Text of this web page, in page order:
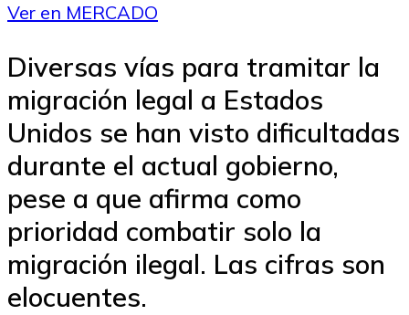
Ver en MERCADO
Diversas vías para tramitar la
migración legal a Estados
Unidos se han visto dificultadas
durante el actual gobierno,
pese a que afirma como
prioridad combatir solo la
migración ilegal. Las cifras son
elocuentes.